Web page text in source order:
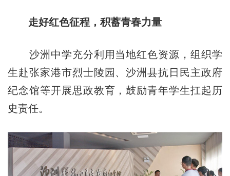
走好红色征程，积蓄青春力量
沙洲中学充分利用当地红色资源，组织学
生赴张家港市烈士陵园、沙洲县抗日民主政府
纪念馆等开展思政教育，鼓励青年学生扛起历
史责任。